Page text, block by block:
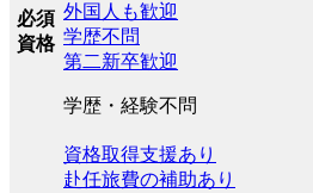
必須
資格
外国人も歓迎
学歴不問
第二新卒歓迎
学歴・経験不問
資格取得支援あり
赴任旅費の補助あり